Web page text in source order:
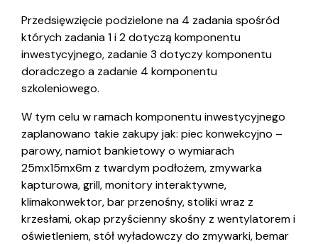
Przedsięwzięcie podzielone na 4 zadania spośród
których zadania 1 i 2 dotyczą komponentu
inwestycyjnego, zadanie 3 dotyczy komponentu
doradczego a zadanie 4 komponentu
szkoleniowego.
W tym celu w ramach komponentu inwestycyjnego
zaplanowano takie zakupy jak: piec konwekcyjno –
parowy, namiot bankietowy o wymiarach
25mx15mx6m z twardym podłożem, zmywarka
kapturowa, grill, monitory interaktywne,
klimakonwektor, bar przenośny, stoliki wraz z
krzesłami, okap przyścienny skośny z wentylatorem i
oświetleniem, stół wyładowczy do zmywarki, bemar